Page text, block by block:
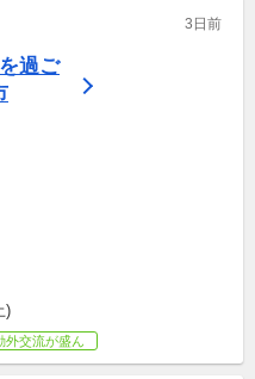
3日前
過ご
)
外交流が盛ん